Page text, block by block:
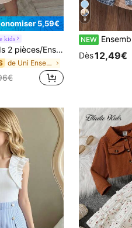
5,59€
kids
sans manches à col floral,manches évasées,dos ouvert et cascade+Jupe à volants blanche
de Uni Ensemble débardeur pour jeunes filles
9
NEW Ensemble 2 pièces Xiyin pour filles de 4 à 7 ans : Sweat-shirt blanc mignon à col rond, associé à un nœud en
Dès12,49€